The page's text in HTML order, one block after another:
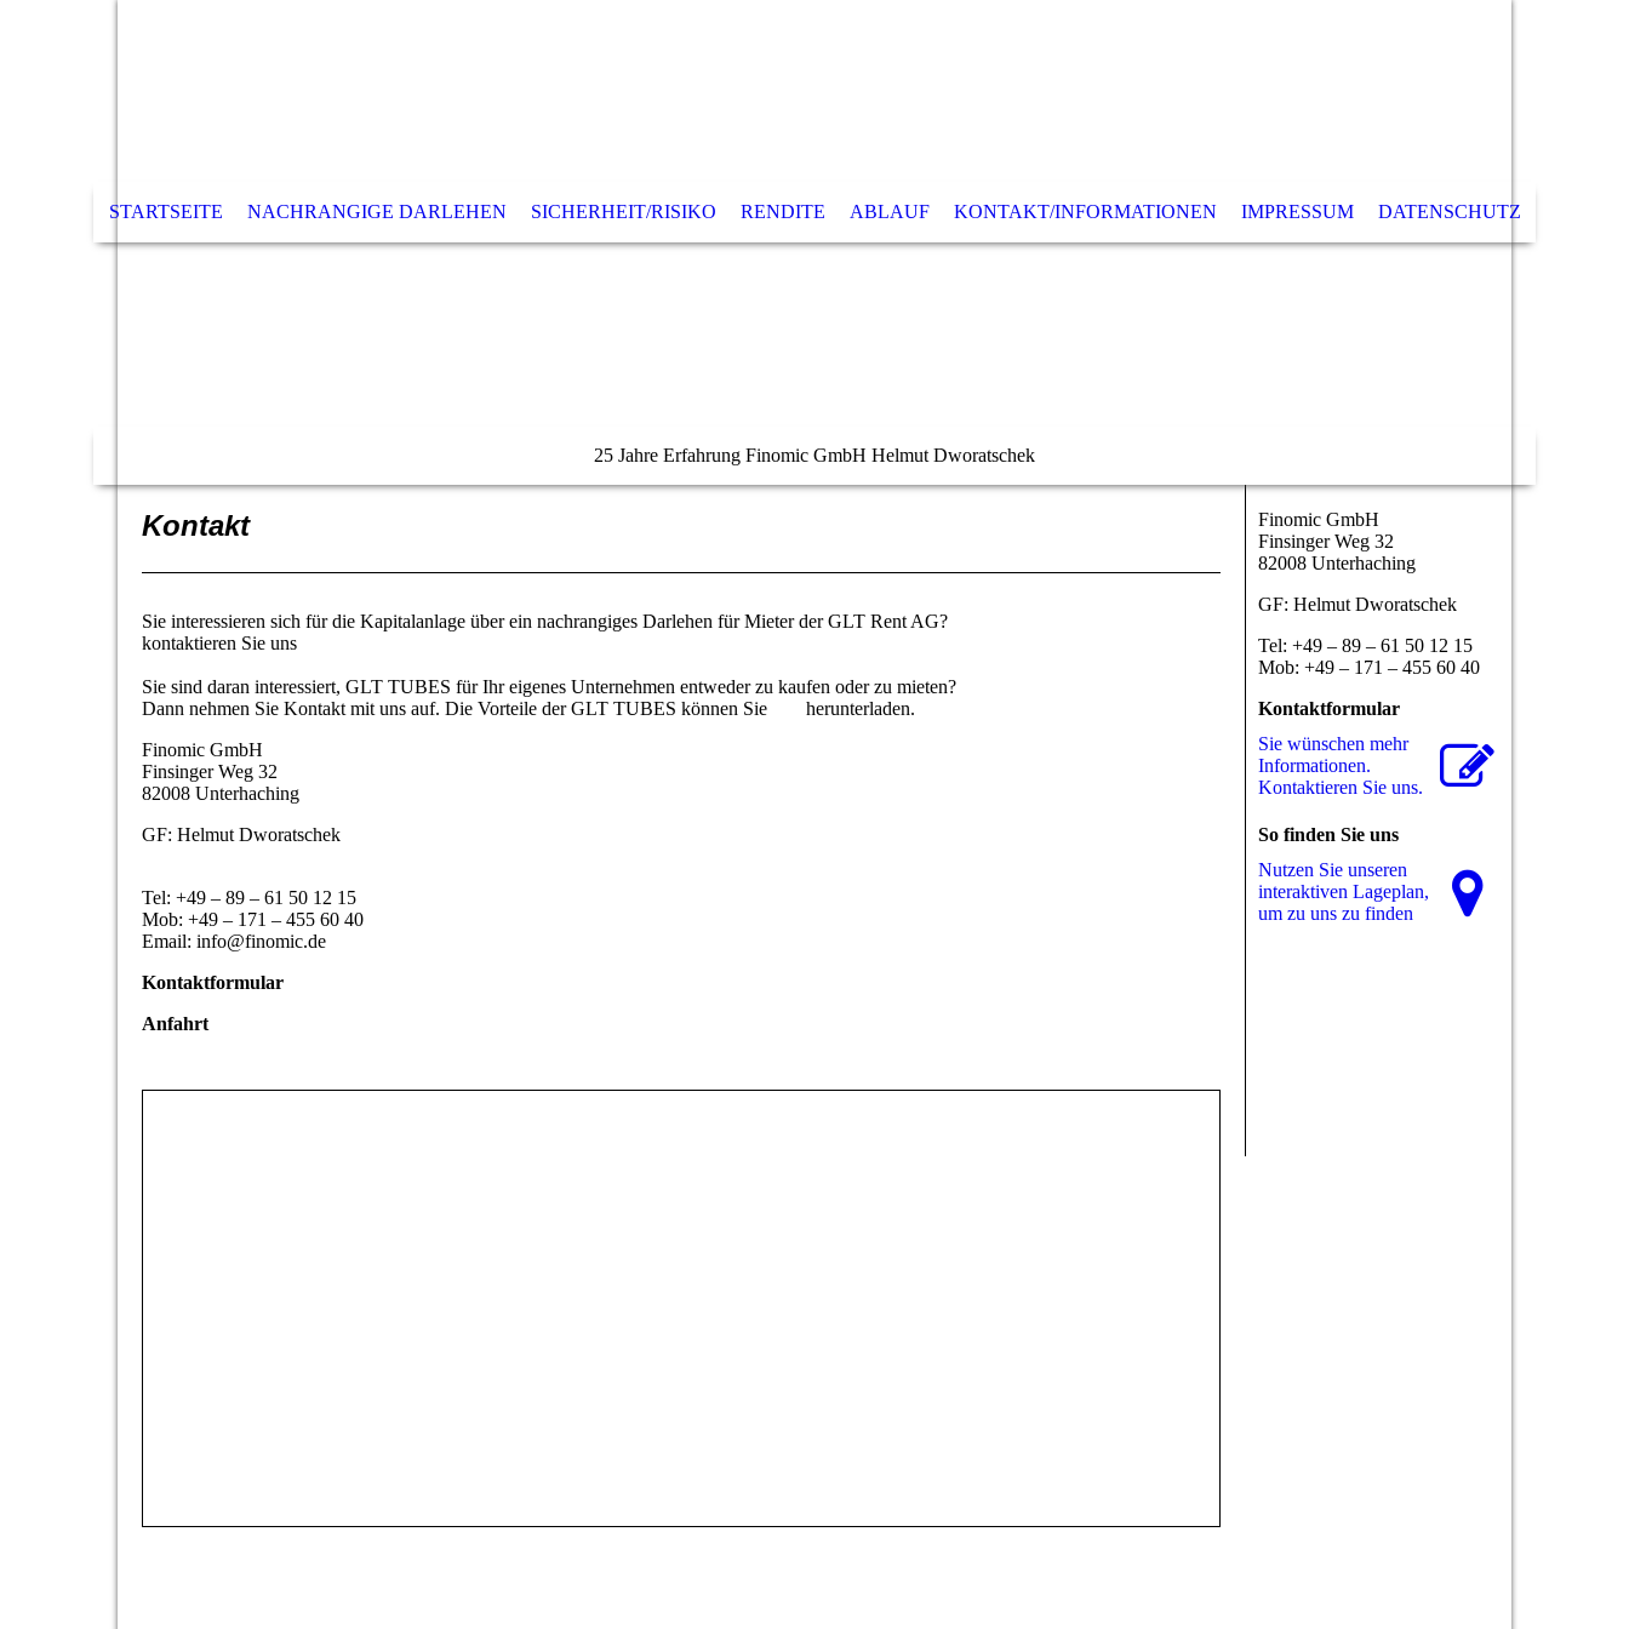
STARTSEITE NACHRANGIGE DARLEHEN SICHERHEIT/RISIKO RENDITE ABLAUF KONTAKT/INFORMATIONEN IMPRESSUM DATENSCHUTZ
25 Jahre Erfahrung Finomic GmbH Helmut Dworatschek
Kontakt
Sie interessieren sich für die Kapitalanlage über ein nachrangiges Darlehen für Mieter der GLT Rent AG?
kontaktieren Sie uns
Sie sind daran interessiert, GLT TUBES für Ihr eigenes Unternehmen entweder zu kaufen oder zu mieten?
Dann nehmen Sie Kontakt mit uns auf. Die Vorteile der GLT TUBES können Sie
herunterladen.
Finomic GmbH
Finsinger Weg 32
82008 Unterhaching
GF: Helmut Dworatschek
Tel: +49 – 89 – 61 50 12 15
Mob: +49 – 171 – 455 60 40
Email: info@finomic.de
Kontaktformular
Anfahrt
Finomic GmbH
Finsinger Weg 32
82008 Unterhaching
GF: Helmut Dworatschek
Tel: +49 – 89 – 61 50 12 15
Mob: +49 – 171 – 455 60 40
Kontaktformular
Sie wünschen mehr
In­for­ma­tio­nen.
Kontaktieren Sie uns.
So finden Sie uns
Nutzen Sie unseren
interaktiven La­ge­plan,
um zu uns zu finden